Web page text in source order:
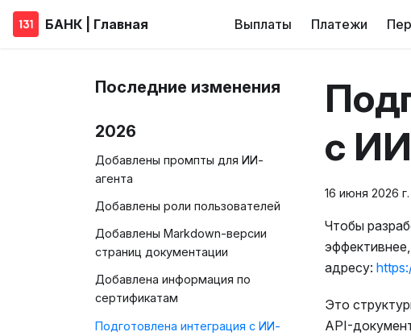
БАНК | Главная Выплаты Платежи
Последние изменения
2026
Добавлены промпты для ИИ-
агента
Добавлены роли пользователей
Добавлены Markdown-версии
страниц документации
Добавлена информация по
сертификатам
Подготовлена интеграция с ИИ-
с
16 июня 2026 г.
Чтобы
адресу:
Это
API-